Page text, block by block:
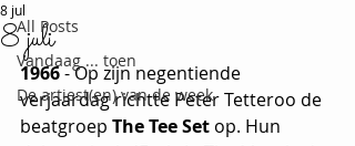
All Posts
Vandaag ... toen
De artiest(en) van de week
8 juli
8 jul
1966 - Op zijn negentiende
verjaardag richtte Peter Tetteroo de
beatgroep The Tee Set op. Hun